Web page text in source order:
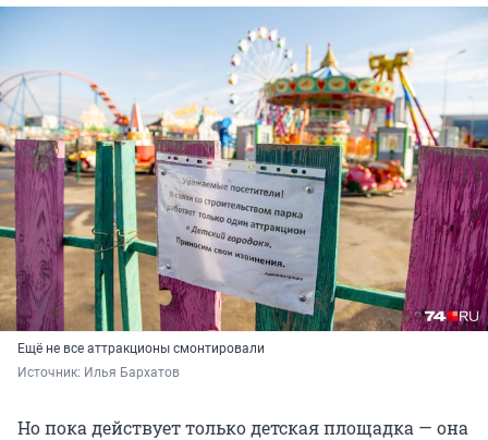
Ещё не все аттракционы смонтировали
Источник: Илья Бархатов
Но пока действует только детская площадка — она